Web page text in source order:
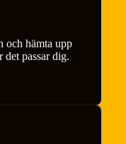
och hämta upp
passar dig.